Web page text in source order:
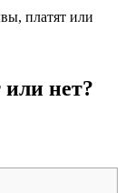
платят или
нет?